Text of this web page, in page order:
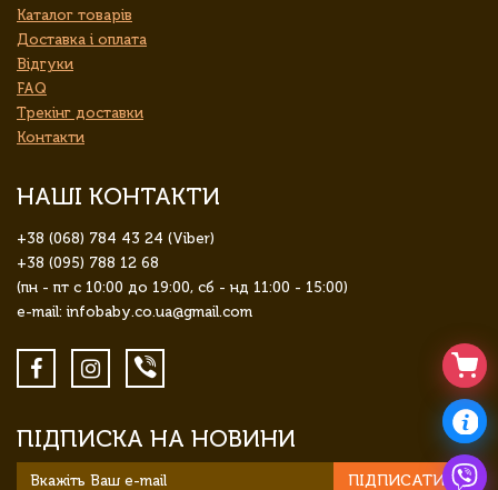
Каталог товарів
Доставка і оплата
Відгуки
FAQ
Трекінг доставки
Контакти
НАШІ КОНТАКТИ
+38 (068) 784 43 24 (Viber)
+38 (095) 788 12 68
(пн - пт с 10:00 до 19:00, сб - нд 11:00 - 15:00)
e-mail: infobaby.co.ua@gmail.com
ПІДПИСКА НА НОВИНИ
ПІДПИСАТИСЯ